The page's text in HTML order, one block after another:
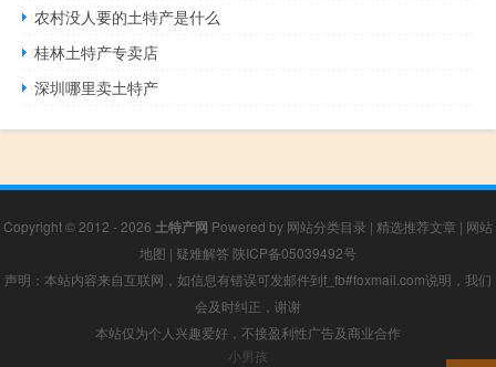
农村没人要的土特产是什么
桂林土特产专卖店
深圳哪里卖土特产
Copyright © 2012 - 2026 土特产网 Powered by 网站分类目录 | 精选推荐文章 | 网站
地图 | 疑难解答 陕ICP备05039492号
声明：本站内容来自互联网，如信息有错误可发邮件到f_fb#foxmail.com说明，我们
会及时纠正，谢谢
本站仅为个人兴趣爱好，不接盈利性广告及商业合作
小男孩